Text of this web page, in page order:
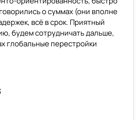
о суммах (они вполне
всё в срок. Приятный
будем сотрудничать дальше,
глобальные перестройки